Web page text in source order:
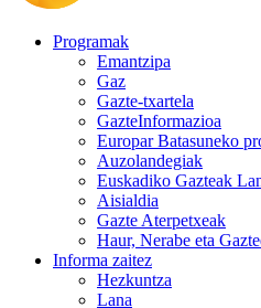
Programak
Emantzipa
Gaz
Gazte-txartela
GazteInformazioa
Europar Batasuneko
Auzolandegiak
Euskadiko Gazteak
Aisialdia
Gazte Aterpetxeak
Haur, Nerabe eta
Informa zaitez
Hezkuntza
Lana